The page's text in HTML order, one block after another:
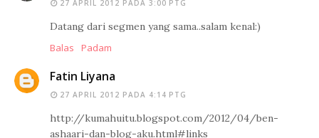
27 APRIL 2012 PADA 3:00 PTG
Datang dari segmen yang sama..salam kenal:)
Balas
Padam
Fatin Liyana
27 APRIL 2012 PADA 4:14 PTG
http://kumahuitu.blogspot.com/2012/04/ben-
ashaari-dan-blog-aku.html#links